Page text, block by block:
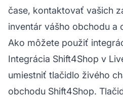
čase, kontaktovať vašich
inventár vášho obchodu a
Ako môžete použiť
Integrácia Shift4Shop v
umiestniť tlačidlo živého
obchodu Shift4Shop.